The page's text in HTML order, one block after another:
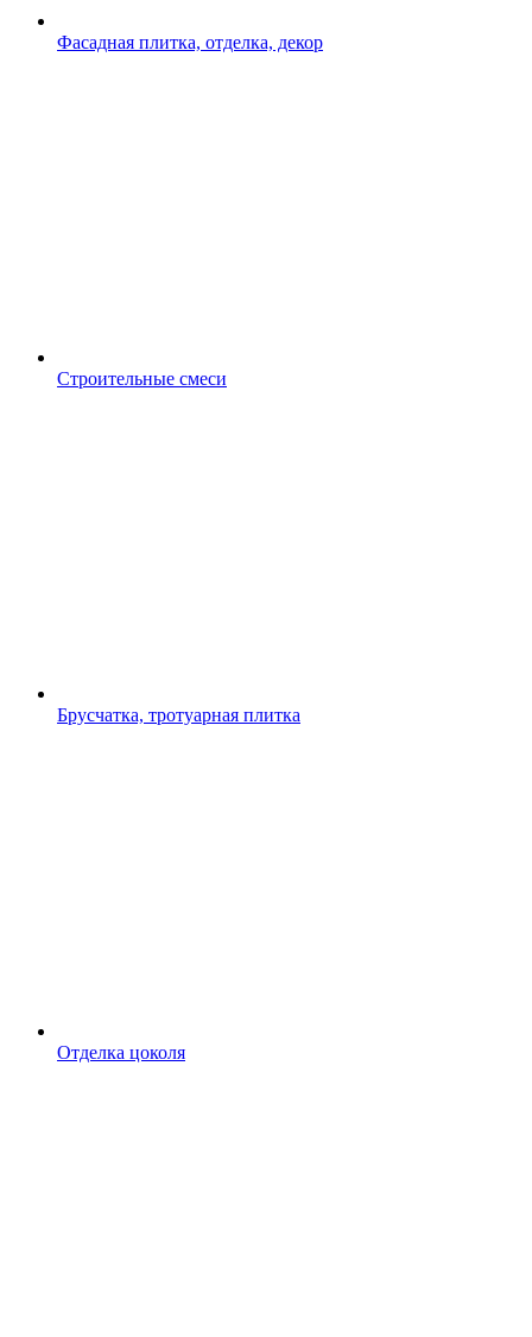
Фасадная плитка, отделка, декор
Строительные смеси
Брусчатка, тротуарная плитка
Отделка цоколя